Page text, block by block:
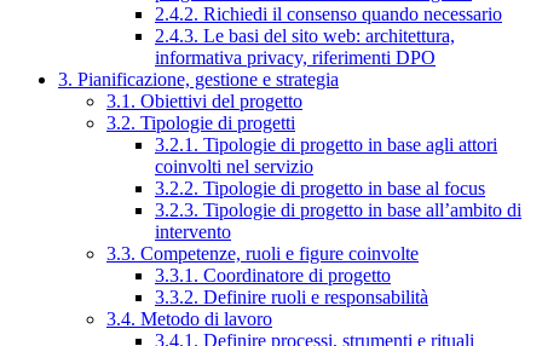
2.4.2. Richiedi il consenso quando necessario
2.4.3. Le basi del sito web: architettura,
informativa privacy, riferimenti DPO
3. Pianificazione, gestione e strategia
3.1. Obiettivi del progetto
3.2. Tipologie di progetti
3.2.1. Tipologie di progetto in base agli attori
coinvolti nel servizio
3.2.2. Tipologie di progetto in base al focus
3.2.3. Tipologie di progetto in base all’ambito di
intervento
3.3. Competenze, ruoli e figure coinvolte
3.3.1. Coordinatore di progetto
3.3.2. Definire ruoli e responsabilità
3.4. Metodo di lavoro
3.4.1. Definire processi, strumenti e rituali